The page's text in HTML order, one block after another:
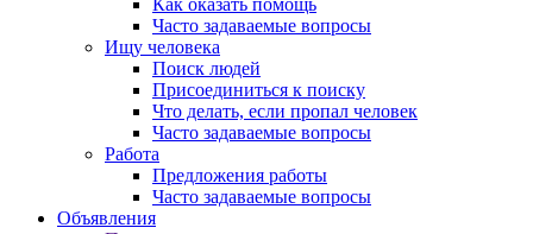
Как оказать помощь
Часто задаваемые вопросы
Ищу человека
Поиск людей
Присоединиться к поиску
Что делать, если пропал человек
Часто задаваемые вопросы
Работа
Предложения работы
Часто задаваемые вопросы
Объявления